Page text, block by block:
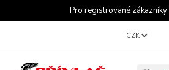
Pro registrované
CZK